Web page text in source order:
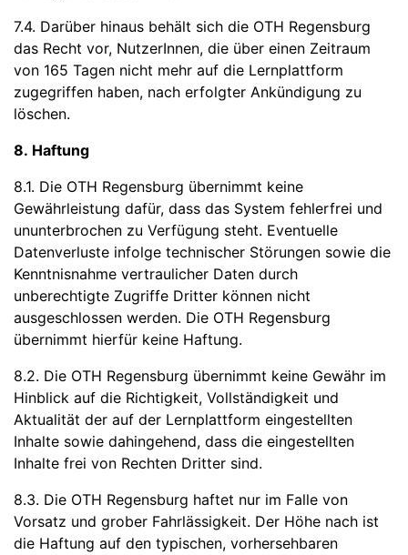
7.4. Darüber hinaus behält sich die OTH Regensburg
das Recht vor, NutzerInnen, die über einen Zeitraum
von 165 Tagen nicht mehr auf die Lernplattform
zugegriffen haben, nach erfolgter Ankündigung zu
löschen.
8. Haftung
8.1. Die OTH Regensburg übernimmt keine
Gewährleistung dafür, dass das System fehlerfrei und
ununterbrochen zu Verfügung steht. Eventuelle
Datenverluste infolge technischer Störungen sowie die
Kenntnisnahme vertraulicher Daten durch
unberechtigte Zugriffe Dritter können nicht
ausgeschlossen werden. Die OTH Regensburg
übernimmt hierfür keine Haftung.
8.2. Die OTH Regensburg übernimmt keine Gewähr im
Hinblick auf die Richtigkeit, Vollständigkeit und
Aktualität der auf der Lernplattform eingestellten
Inhalte sowie dahingehend, dass die eingestellten
Inhalte frei von Rechten Dritter sind.
8.3. Die OTH Regensburg haftet nur im Falle von
Vorsatz und grober Fahrlässigkeit. Der Höhe nach ist
die Haftung auf den typischen, vorhersehbaren